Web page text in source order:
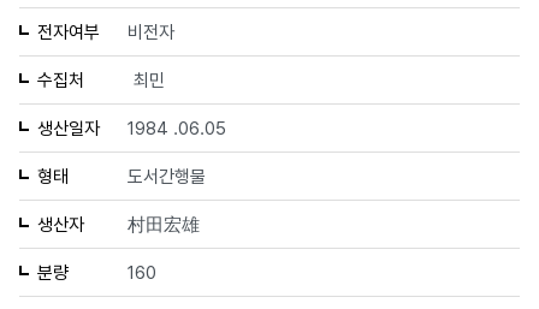
전자여부 비전자
수집처 최민
생산일자 1984 .06.05
형태 도서간행물
생산자 村田宏雄
분량 160